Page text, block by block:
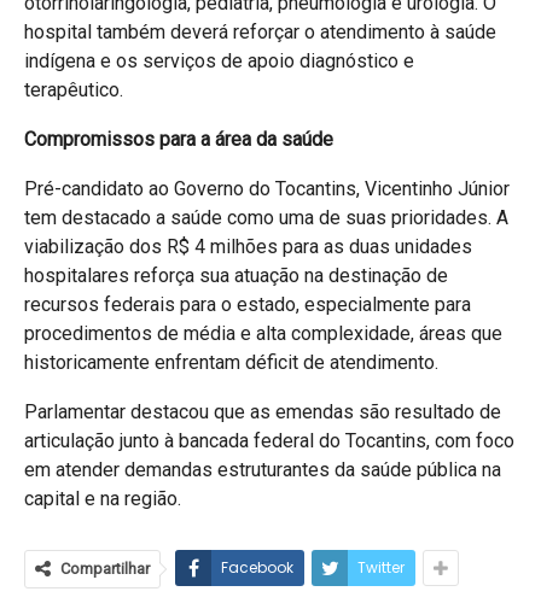
hospital também deverá reforçar o atendimento à saúde
indígena e os serviços de apoio diagnóstico e
terapêutico.
Compromissos para a área da saúde
Pré-candidato ao Governo do Tocantins, Vicentinho Júnior
tem destacado a saúde como uma de suas prioridades. A
viabilização dos R$ 4 milhões para as duas unidades
hospitalares reforça sua atuação na destinação de
recursos federais para o estado, especialmente para
procedimentos de média e alta complexidade, áreas que
historicamente enfrentam déficit de atendimento.
Parlamentar destacou que as emendas são resultado de
articulação junto à bancada federal do Tocantins, com foco
em atender demandas estruturantes da saúde pública na
capital e na região.
Compartilhar Facebook Twitter